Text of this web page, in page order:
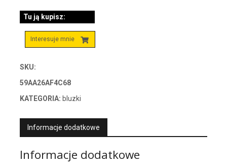
Tu ją kupisz:
Interesuje mnie
SKU:
59AA26AF4C68
KATEGORIA: bluzki
Informacje dodatkowe
Informacje dodatkowe